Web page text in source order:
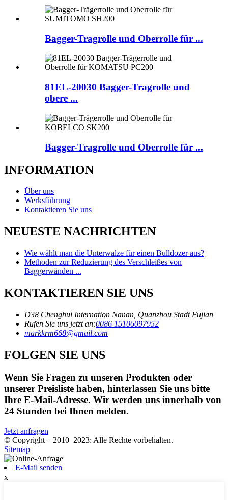
Bagger-Tragrolle und Oberrolle für ...
81EL-20030 Bagger-Tragrolle und
obere ...
Bagger-Tragrolle und Oberrolle für ...
INFORMATION
Über uns
Werksführung
Kontaktieren Sie uns
NEUESTE NACHRICHTEN
Wie wählt man die Unterwalze für einen Bulldozer aus?
Methoden zur Reduzierung des Verschleißes von
Baggerwänden ...
KONTAKTIEREN SIE UNS
D38 Chenghui Internation Nanan, Quanzhou Stadt Fujian
Rufen Sie uns jetzt an:0086 15106097952
markkrm668@gmail.com
FOLGEN SIE UNS
Wenn Sie Fragen zu unseren Produkten oder
unserer Preisliste haben, hinterlassen Sie uns bitte
Ihre E-Mail-Adresse. Wir werden uns innerhalb von
24 Stunden bei Ihnen melden.
Jetzt anfragen
© Copyright – 2010–2023: Alle Rechte vorbehalten.
Sitemap
E-Mail senden
x